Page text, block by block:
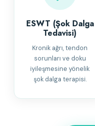
ESWT (Şok Dalga
Tedavisi)
Kronik ağrı, tendon
sorunları ve doku
iyileşmesine yönelik
şok dalga terapisi.